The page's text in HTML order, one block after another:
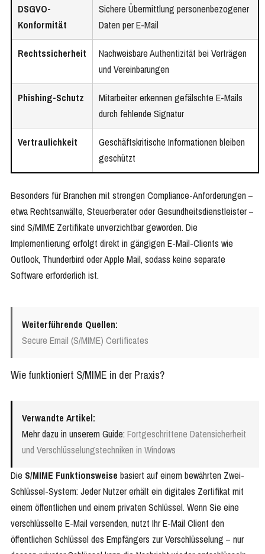
DSGVO-
Konformität
Sichere Übermittlung personenbezogener
Daten per E-Mail
Rechtssicherheit
Nachweisbare Authentizität bei Verträgen
und Vereinbarungen
Phishing-Schutz
Mitarbeiter erkennen gefälschte E-Mails
durch fehlende Signatur
Vertraulichkeit
Geschäftskritische Informationen bleiben
geschützt
Besonders für Branchen mit strengen Compliance-Anforderungen –
etwa Rechtsanwälte, Steuerberater oder Gesundheitsdienstleister –
sind S/MIME Zertifikate unverzichtbar geworden. Die
Implementierung erfolgt direkt in gängigen E-Mail-Clients wie
Outlook, Thunderbird oder Apple Mail, sodass keine separate
Software erforderlich ist.
Weiterführende Quellen:
Secure Email (S/MIME) Certificates
Wie funktioniert S/MIME in der Praxis?
Verwandte Artikel:
Mehr dazu in unserem Guide: Fortgeschrittene Datensicherheit
und Verschlüsselungstechniken in Windows
Die S/MIME Funktionsweise basiert auf einem bewährten Zwei-
Schlüssel-System: Jeder Nutzer erhält ein digitales Zertifikat mit
einem öffentlichen und einem privaten Schlüssel. Wenn Sie eine
verschlüsselte E-Mail versenden, nutzt Ihr E-Mail Client den
öffentlichen Schlüssel des Empfängers zur Verschlüsselung – nur